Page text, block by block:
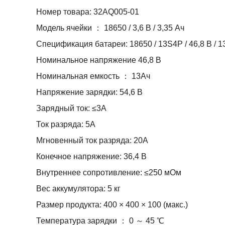
Номер товара: 32AQ005-01
Модель ячейки ： 18650 / 3,6 В / 3,35 Ач
Спецификация батареи: 18650 / 13S4P / 46,8 В /
Номинальное напряжение 46,8 В
Номинальная емкость ： 13Ач
Напряжение зарядки: 54,6 В
Зарядный ток: ≤3A
Ток разряда: 5А
Мгновенный ток разряда: 20А
Конечное напряжение: 36,4 В
Внутреннее сопротивление: ≤250 мОм
Вес аккумулятора: 5 кг
Размер продукта: 400 × 400 × 100 (макс.)
Температура зарядки ： 0 ～ 45 ℃